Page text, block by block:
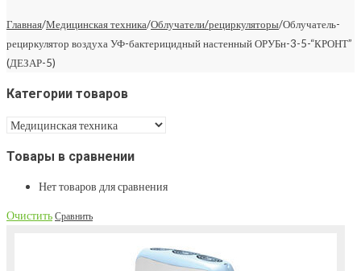
Главная/Медицинская техника/Облучатели/рециркуляторы/Облучатель-
рециркулятор воздуха УФ-бактерицидный настенный ОРУБн-3-5-“КРОНТ”
(ДЕЗАР-5)
Категории товаров
Товары в сравнении
Нет товаров для сравнения
Очистить Сравнить